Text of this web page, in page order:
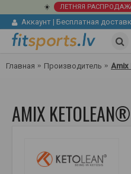
☀️ ЛЕТНЯЯ
Аккаунт | Бесплатная
Главная Производитель
AMIX KETOLEAN®